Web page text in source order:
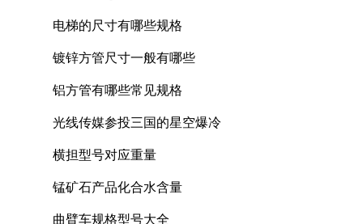
电梯的尺寸有哪些规格
镀锌方管尺寸一般有哪些
铝方管有哪些常见规格
光线传媒参投三国的星空爆冷
横担型号对应重量
锰矿石产品化合水含量
曲臂车规格型号大全